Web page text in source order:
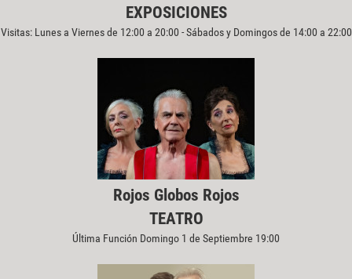
EXPOSICIONES
Visitas: Lunes a Viernes de 12:00 a 20:00 - Sábados y Domingos de 14:00 a 22:00
Rojos Globos Rojos
TEATRO
Última Función Domingo 1 de Septiembre 19:00